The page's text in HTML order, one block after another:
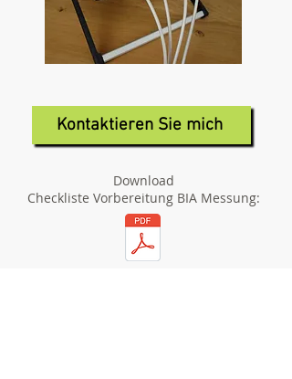
Kontaktieren Sie mich
Download
Checkliste Vorbereitung BIA Messung: